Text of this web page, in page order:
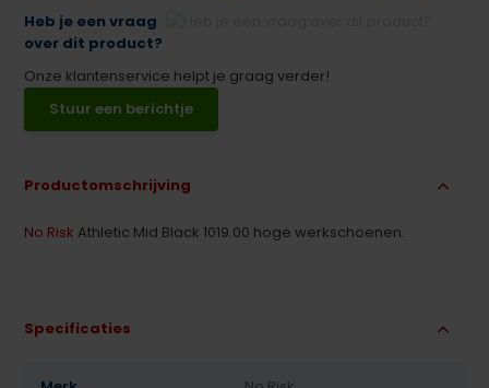
Heb je een vraag
over dit product?
Onze klantenservice helpt je graag verder!
Stuur een berichtje
Productomschrijving
No Risk Athletic Mid Black 1019.00 hoge werkschoenen.
Specificaties